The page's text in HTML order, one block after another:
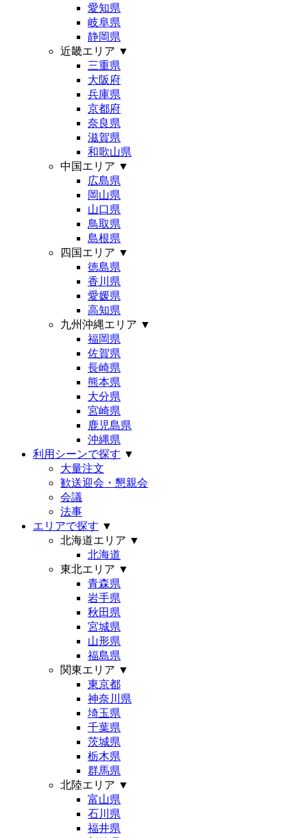
愛知県
岐阜県
静岡県
近畿エリア ▼
三重県
大阪府
兵庫県
京都府
奈良県
滋賀県
和歌山県
中国エリア ▼
広島県
岡山県
山口県
鳥取県
島根県
四国エリア ▼
徳島県
香川県
愛媛県
高知県
九州沖縄エリア ▼
福岡県
佐賀県
長崎県
熊本県
大分県
宮崎県
鹿児島県
沖縄県
利用シーンで探す ▼
大量注文
歓送迎会・懇親会
会議
法事
エリアで探す ▼
北海道エリア ▼
北海道
東北エリア ▼
青森県
岩手県
秋田県
宮城県
山形県
福島県
関東エリア ▼
東京都
神奈川県
埼玉県
千葉県
茨城県
栃木県
群馬県
北陸エリア ▼
富山県
石川県
福井県